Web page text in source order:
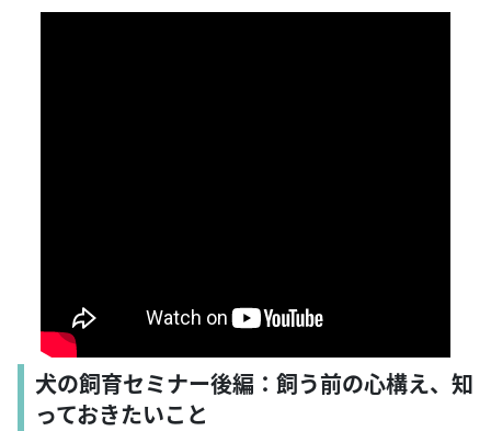
犬の飼育セミナー後編：飼う前の心構え、知
っておきたいこと